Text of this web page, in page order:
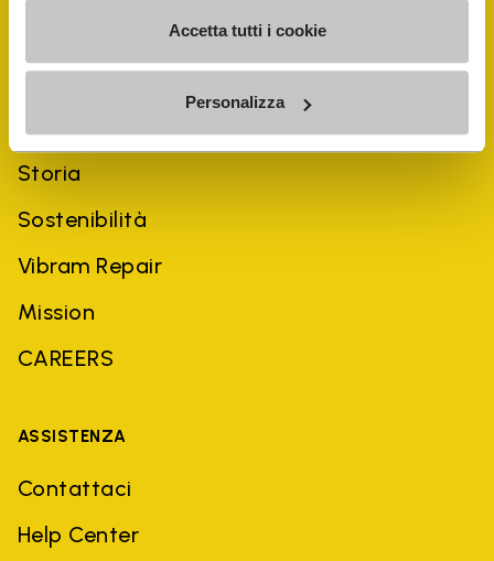
Accetta tutti i cookie
Personalizza
Storia
Sostenibilità
Vibram Repair
Mission
CAREERS
ASSISTENZA
Contattaci
Help Center